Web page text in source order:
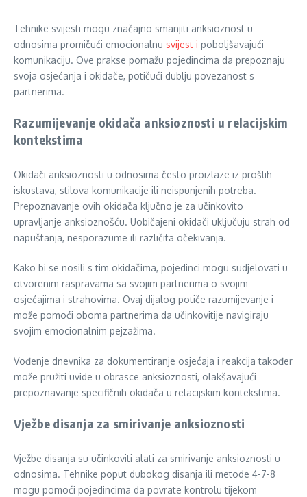
Tehnike svijesti mogu značajno smanjiti anksioznost u
odnosima promičući emocionalnu svijest i poboljšavajući
komunikaciju. Ove prakse pomažu pojedincima da prepoznaju
svoja osjećanja i okidače, potičući dublju povezanost s
partnerima.
Razumijevanje okidača anksioznosti u relacijskim
kontekstima
Okidači anksioznosti u odnosima često proizlaze iz prošlih
iskustava, stilova komunikacije ili neispunjenih potreba.
Prepoznavanje ovih okidača ključno je za učinkovito
upravljanje anksioznošću. Uobičajeni okidači uključuju strah od
napuštanja, nesporazume ili različita očekivanja.
Kako bi se nosili s tim okidačima, pojedinci mogu sudjelovati u
otvorenim raspravama sa svojim partnerima o svojim
osjećajima i strahovima. Ovaj dijalog potiče razumijevanje i
može pomoći oboma partnerima da učinkovitije navigiraju
svojim emocionalnim pejzažima.
Vođenje dnevnika za dokumentiranje osjećaja i reakcija također
može pružiti uvide u obrasce anksioznosti, olakšavajući
prepoznavanje specifičnih okidača u relacijskim kontekstima.
Vježbe disanja za smirivanje anksioznosti
Vježbe disanja su učinkoviti alati za smirivanje anksioznosti u
odnosima. Tehnike poput dubokog disanja ili metode 4-7-8
mogu pomoći pojedincima da povrate kontrolu tijekom